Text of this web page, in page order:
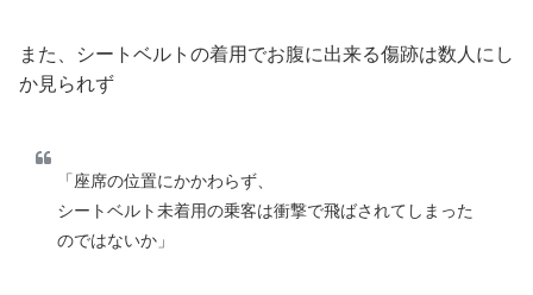
また、シートベルトの着用でお腹に出来る傷跡は数人にし
か見られず
「座席の位置にかかわらず、
シートベルト未着用の乗客は衝撃で飛ばされてしまった
のではないか」